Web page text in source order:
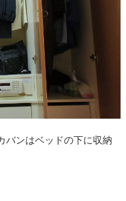
バンはベッドの下に収納